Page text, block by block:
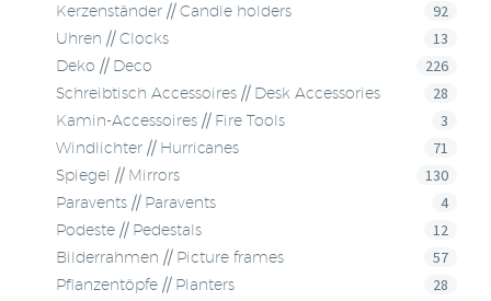
Kerzenständer // Candle holders 92
Uhren // Clocks 13
Deko // Deco 226
Schreibtisch Accessoires // Desk Accessories 28
Kamin-Accessoires // Fire Tools 3
Windlichter // Hurricanes 71
Spiegel // Mirrors 130
Paravents // Paravents 4
Podeste // Pedestals 12
Bilderrahmen // Picture frames 57
Pflanzentöpfe // Planters 28